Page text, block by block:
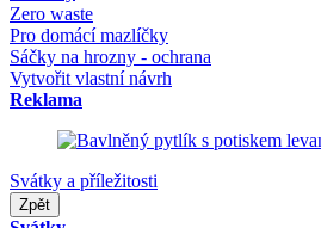
Zero waste
Pro domácí mazlíčky
Sáčky na hrozny - ochrana
Vytvořit vlastní návrh
Reklama
Svátky a příležitosti
Zpět